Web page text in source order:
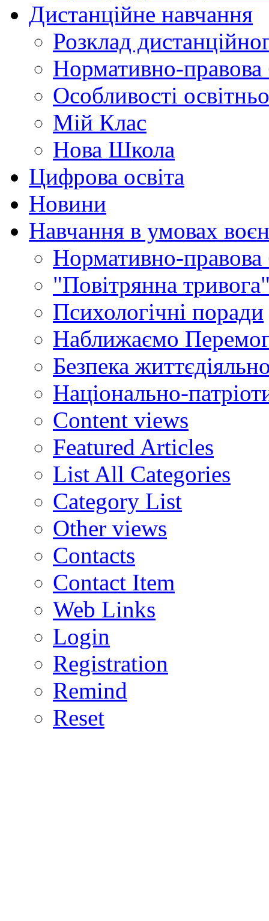
Дистанційне навчання
Розклад
Нормативно-правова
Особливості
Мій Клас
Нова Школа
Цифрова освіта
Новини
Навчання в умовах
Нормативно-правова
"Повітрянна
Психологічні поради
Наближаємо
Безпека
Національно-
Content views
Featured Articles
List All Categories
Category List
Other views
Contacts
Contact Item
Web Links
Login
Registration
Remind
Reset